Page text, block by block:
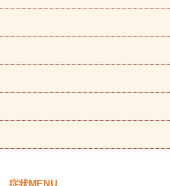
症状MENU